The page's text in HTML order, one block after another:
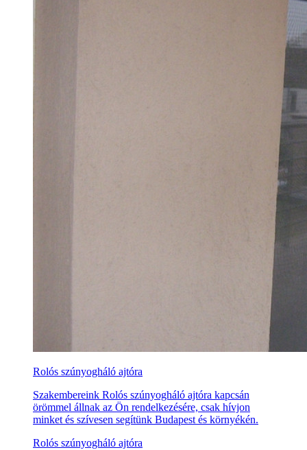
Rolós szúnyogháló ajtóra
Szakembereink Rolós szúnyogháló ajtóra kapcsán
örömmel állnak az Ön rendelkezésére, csak hívjon
minket és szívesen segítünk Budapest és környékén.
Rolós szúnyogháló ajtóra